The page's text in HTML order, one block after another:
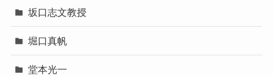
坂口志文教授
堀口真帆
堂本光一